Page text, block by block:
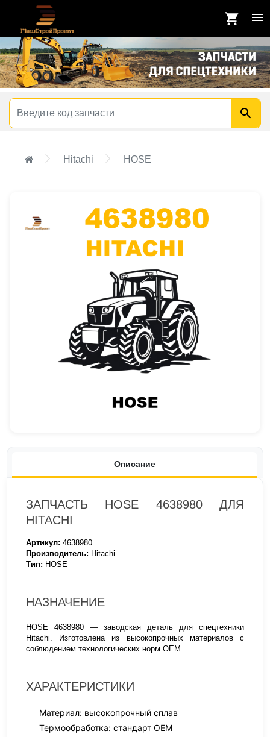
Hitachi HOSE
Описание
ЗАПЧАСТЬ HOSE 4638980 ДЛЯ
HITACHI
Артикул: 4638980
Производитель: Hitachi
Тип: HOSE
НАЗНАЧЕНИЕ
HOSE 4638980 — заводская деталь для спецтехники
Hitachi. Изготовлена из высокопрочных материалов с
соблюдением технологических норм OEM.
ХАРАКТЕРИСТИКИ
Материал: высокопрочный сплав
Термообработка: стандарт OEM